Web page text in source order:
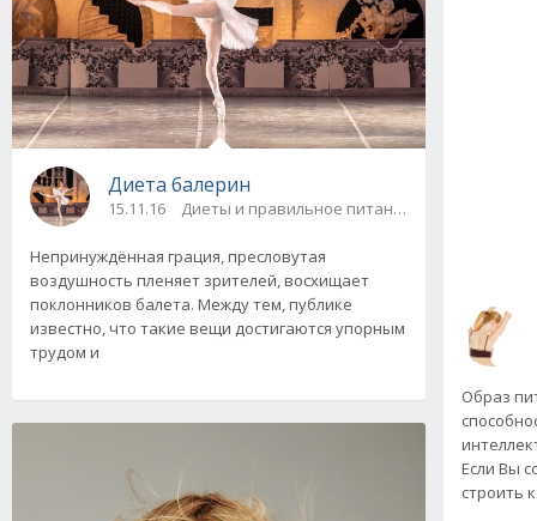
Диета балерин
15.11.16 Диеты и правильное питание
Непринуждённая грация, пресловутая
воздушность пленяет зрителей, восхищает
поклонников балета. Между тем, публике
известно, что такие вещи достигаются упорным
трудом и
Образ
Если Вы
строить